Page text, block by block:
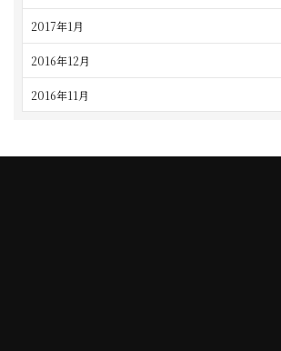
2017年1月
2016年12月
2016年11月